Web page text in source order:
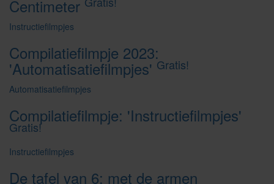
Centimeter
Instructiefilmpjes
Compilatiefilmpje 2023:
'Automatisatiefilmpjes' Gratis!
Automatisatiefilmpjes
Compilatiefilmpje: 'Instructiefilmpjes'
Gratis!
Instructiefilmpjes
De tafel van 6: met de armen